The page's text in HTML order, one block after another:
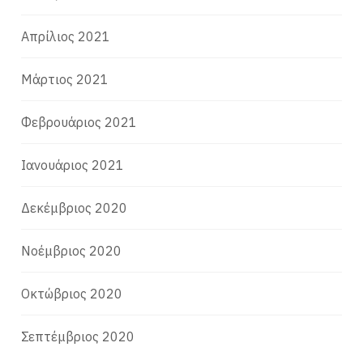
Απρίλιος 2021
Μάρτιος 2021
Φεβρουάριος 2021
Ιανουάριος 2021
Δεκέμβριος 2020
Νοέμβριος 2020
Οκτώβριος 2020
Σεπτέμβριος 2020